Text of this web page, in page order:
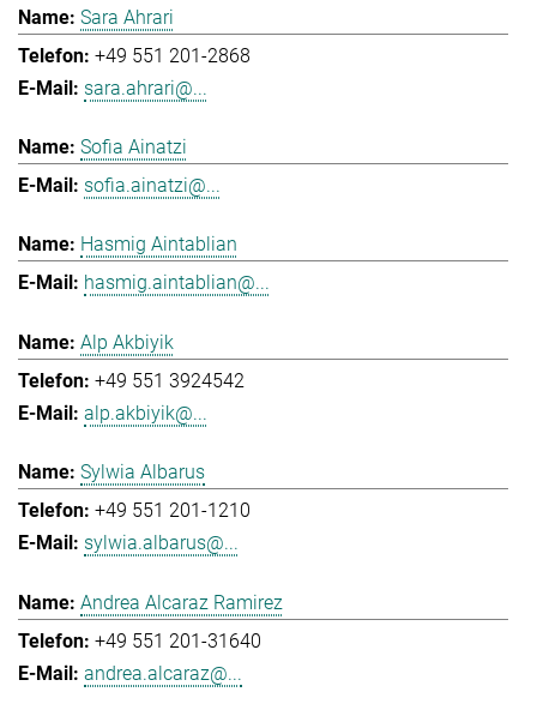
Sara Ahrari
+49 551 201-2868
sara.ahrari@...
Sofia Ainatzi
sofia.ainatzi@...
Hasmig Aintablian
hasmig.aintablian@...
Alp Akbiyik
+49 551 3924542
alp.akbiyik@...
Sylwia Albarus
+49 551 201-1210
sylwia.albarus@...
Andrea Alcaraz Ramirez
+49 551 201-31640
andrea.alcaraz@...